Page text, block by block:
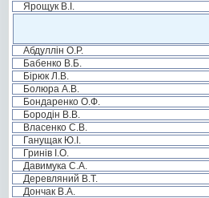
Ярощук В.І.
Абдуллін О.Р.
Бабенко В.Б.
Бірюк Л.В.
Болюра А.В.
Бондаренко О.Ф.
Бородін В.В.
Власенко С.В.
Ганущак Ю.І.
Гринів І.О.
Давимука С.А.
Деревляний В.Т.
Дончак В.А.